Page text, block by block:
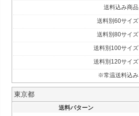
送料込み商品
送料別60サイズ
送料別80サイズ
送料別100サイズ
送料別120サイズ
※常温送料込み
東京都
送料パターン